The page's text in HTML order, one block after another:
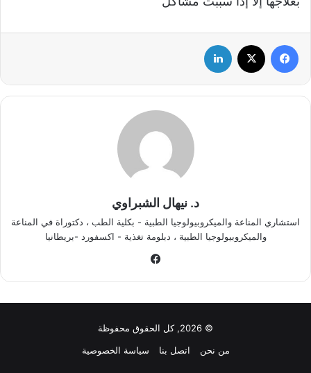
د. نيهال الشبراوي
استشاري المناعة والميكروبيولوجيا الطبية - بكلية الطب ، دكتوراة في المناعة
والميكروبيولوجيا الطبية ، دبلومة تغذية - اكسفورد -بريطانيا
© 2026, كل الحقوق محفوظة
من نحن
اتصل بنا سياسة الخصوصية